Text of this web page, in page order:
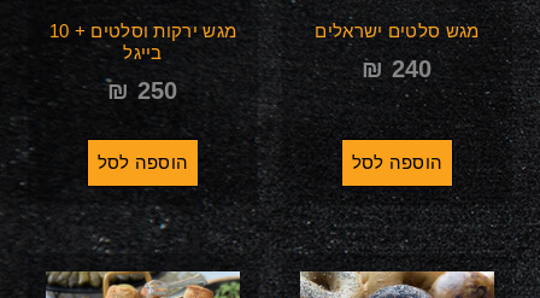
מגש סלטים ישראלים
₪240
הוספה לסל
מגש ירקות וסלטים + 10
בייגל
₪ 250
הוספה לסל